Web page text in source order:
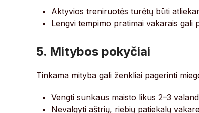
Aktyvios treniruotės turėtų būti
Lengvi tempimo pratimai vakarais gali
5. Mitybos pokyčiai
Tinkama mityba gali ženkliai pagerinti
Vengti sunkaus maisto likus 2–3
Nevalgyti aštrių, riebių patiekalų